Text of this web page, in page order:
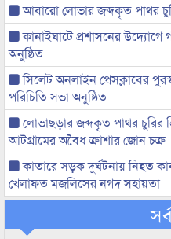
আবারো লোভার জব্দকৃত পাথর
কানাইঘাটে প্রশাসনের
অনুষ্ঠিত
সিলেট অনলাইন প্রেসক্লাবের
পরিচিতি সভা অনুষ্ঠিত
লোভাছড়ার জব্দকৃত পাথর চুরির
আটগ্রামের অবৈধ ক্রাশার জোন চক্র
কাতারে সড়ক দুর্ঘটনায় নিহত
খেলাফত মজলিসের নগদ সহায়তা